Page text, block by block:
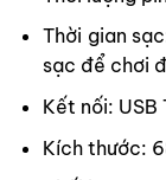
Thời gian
sạc để chơi
Kết nối: USB
Kích thước: